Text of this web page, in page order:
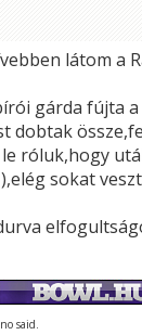
látom a
gárda fújta a
dobtak
róluk,hogy
sokat
said.